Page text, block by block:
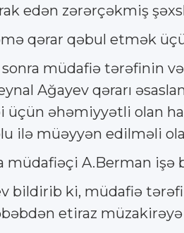
edən zərərçəkmiş
qərar qəbul etmək
müdafiə tərəfinin
Ağayev qərarı
əhəmiyyətli olan
ilə müəyyən edilməli
müdafiəçi A.Berman işə
bildirib ki, müdafiə
etiraz müzakirəyə